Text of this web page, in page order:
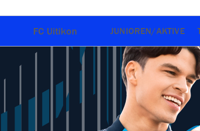
FC Uitikon JUNIOREN/AKTIVE